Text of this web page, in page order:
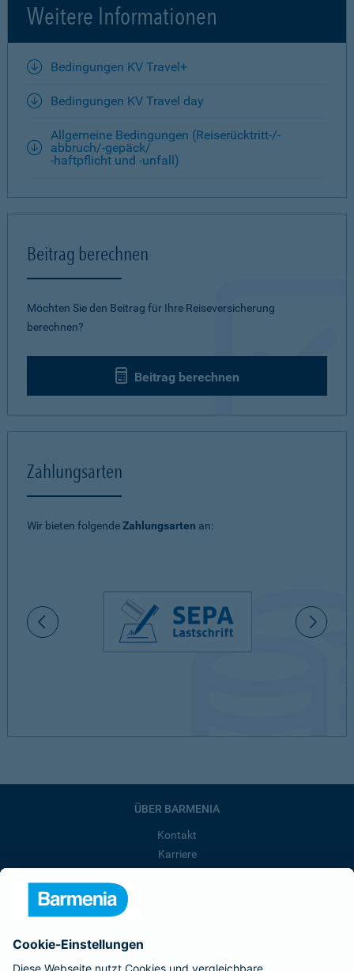
Weitere Informationen
Bedingungen KV Travel+
Bedingungen KV Travel day
Allgemeine Bedingungen (Reiserücktritt-/-
abbruch/-gepäck/
-haftpflicht und -unfall)
Beitrag berechnen
Möchten Sie den Beitrag für Ihre Reiseversicherung
berechnen?
Beitrag berechnen
Zahlungsarten
Wir bieten folgendeZahlungsarten an:
ÜBER BARMENIA
Kontakt
Karriere
Presse
Barmenia ist Teil der BarmeniaGothaer